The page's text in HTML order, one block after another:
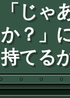
「じゃ
か？」
持てる